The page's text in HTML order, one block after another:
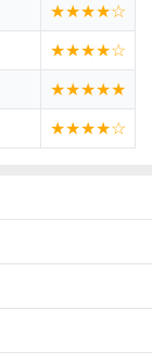
★★★★☆
★★★★☆
★★★★★
★★★★☆